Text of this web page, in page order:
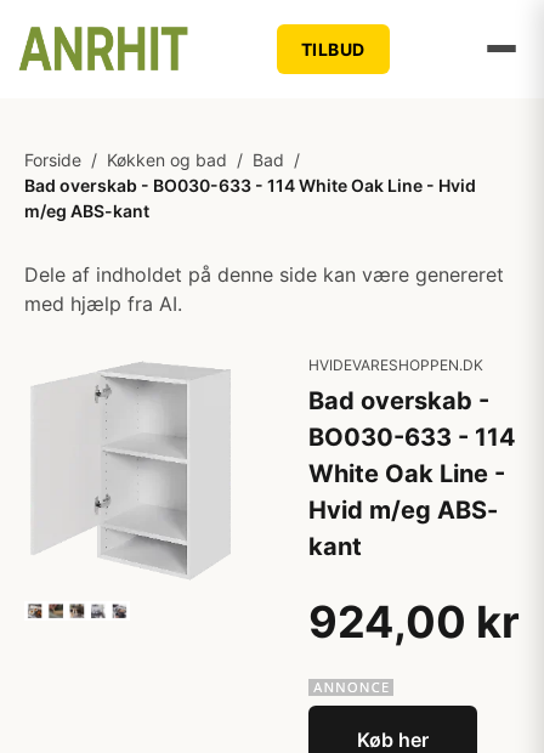
TILBUD
Forside / Køkken og bad / Bad /
Bad overskab - BO030-633 - 114 White Oak Line - Hvid
m/eg ABS-kant
Dele af indholdet på denne side kan være genereret
med hjælp fra AI.
HVIDEVARESHOPPEN.DK
Bad overskab -
BO030-633 - 114
White Oak Line -
Hvid m/eg ABS-
kant
924,00 kr
Køb her